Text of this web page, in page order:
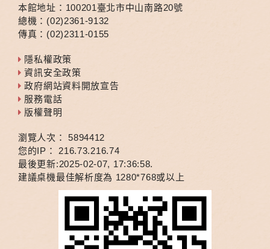
本館地址：100201臺北市中山南路20號
總機：(02)2361-9132
傳真：(02)2311-0155
隱私權政策
資訊安全政策
政府網站資料開放宣告
服務電話
版權聲明
瀏覽人次： 5894412
您的IP：
216.73.216.74
最後更新:2025-02-07, 17:36:58.
建議桌機最佳解析度為 1280*768或以上